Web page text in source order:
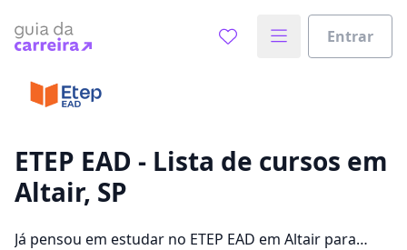
Entrar
Vamos te guiar no caminho ideal para seus estudos
ETEP EAD - Lista de cursos em
Altair, SP
Já pensou em estudar no ETEP EAD em Altair para